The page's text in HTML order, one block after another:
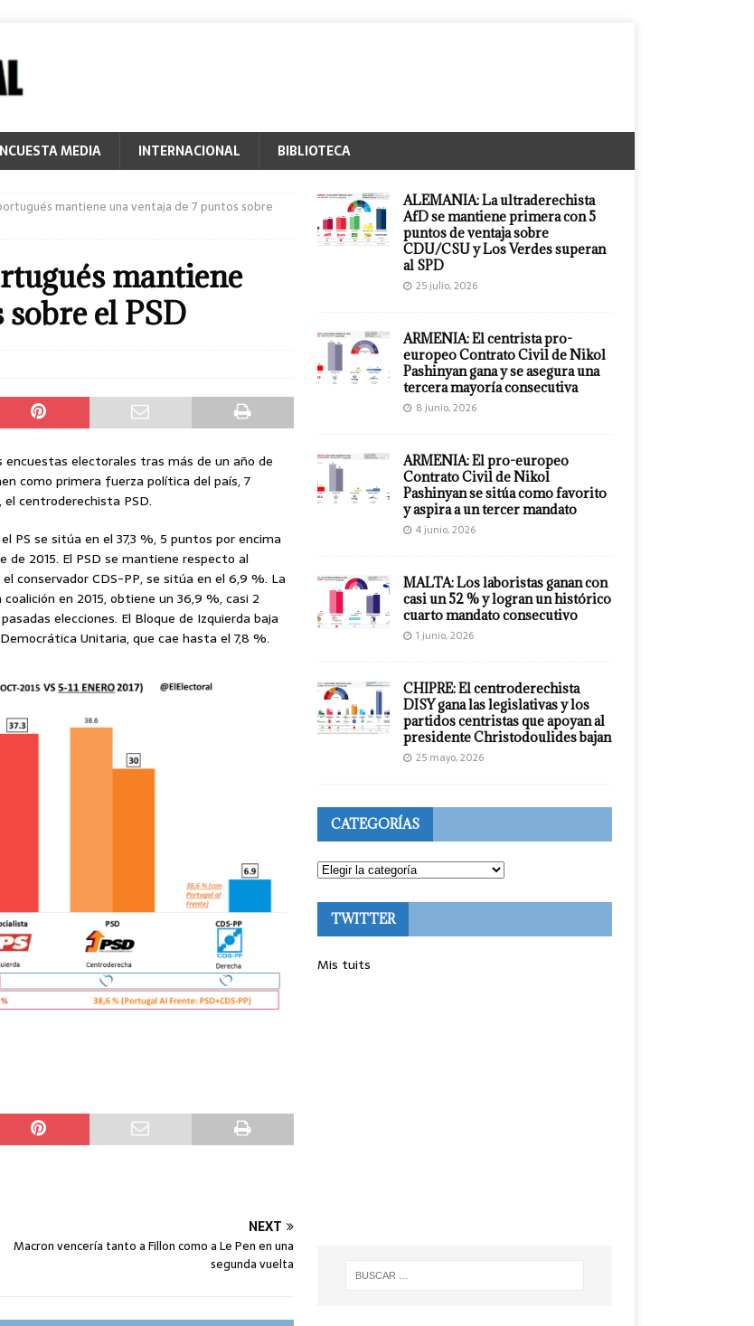
MEDIA INTERNACIONAL BIBLIOTECA
mantiene una ventaja de 7 puntos sobre
mantiene
el PSD
electorales tras más de un año de
como primera fuerza política del país, 7
centroderechista PSD.
PS se sitúa en el 37,3 %, 5 puntos por encima
2015. El PSD se mantiene respecto al
conservador CDS-PP, se sitúa en el 6,9 %. La
en 2015, obtiene un 36,9 %, casi 2
elecciones. El Bloque de Izquierda baja
Unitaria, que cae hasta el 7,8 %.
NEXT
Macron vencería tanto a Fillon como a Le Pen en una
segunda vuelta
ALEMANIA: La ultraderechista
AfD se mantiene primera con 5
puntos de ventaja sobre
CDU/CSU y Los Verdes superan
al SPD
25 julio, 2026
ARMENIA: El centrista pro-
europeo Contrato Civil de Nikol
Pashinyan gana y se asegura una
tercera mayoría consecutiva
8 junio, 2026
ARMENIA: El pro-europeo
Contrato Civil de Nikol
Pashinyan se sitúa como favorito
y aspira a un tercer mandato
4 junio, 2026
MALTA: Los laboristas ganan con
casi un 52 % y logran un histórico
cuarto mandato consecutivo
1 junio, 2026
CHIPRE: El centroderechista
DISY gana las legislativas y los
partidos centristas que apoyan al
presidente Christodoulides bajan
25 mayo, 2026
CATEGORÍAS
TWITTER
Mis tuits